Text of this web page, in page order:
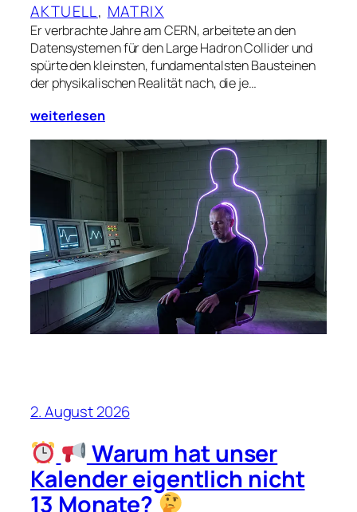
AKTUELL, MATRIX
Er verbrachte Jahre am CERN, arbeitete an den
Datensystemen für den Large Hadron Collider und
spürte den kleinsten, fundamentalsten Bausteinen
der physikalischen Realität nach, die je…
weiterlesen
2. August 2026
Warum hat unser
Kalender eigentlich nicht
13 Monate?